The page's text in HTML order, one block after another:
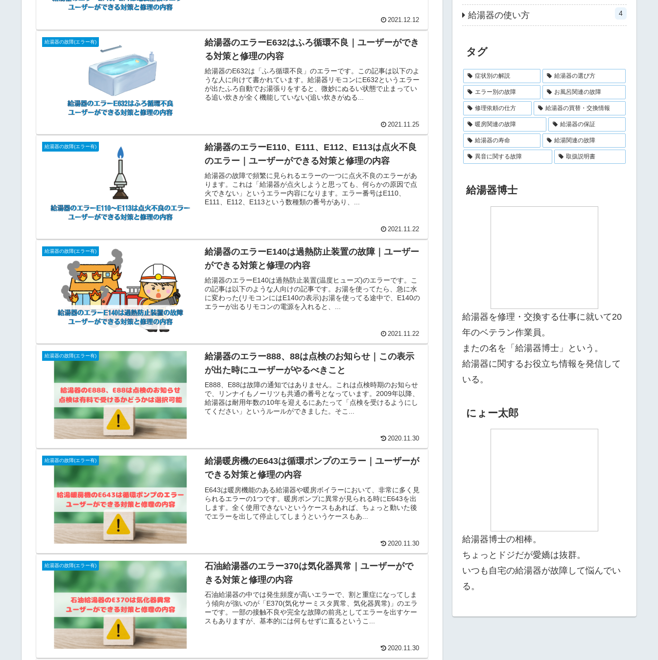
2021.12.12
給湯器の故障(エラー有)
給湯器のエラーE632はふろ循環不良｜ユーザーができ
る対策と修理の内容
給湯器のE632は「ふろ循環不良」のエラーです。この記事は以下のよ
うな人に向けて書かれています。給湯器リモコンにE632というエラー
が出たふろ自動でお湯張りをすると、微妙にぬるい状態で止まってい
る追い炊きが全く機能していない(追い炊きがぬる...
2021.11.25
給湯器の故障(エラー有)
給湯器のエラーE110、E111、E112、E113は点火不良
のエラー｜ユーザーができる対策と修理の内容
給湯器の故障で頻繁に見られるエラーの一つに点火不良のエラーがあ
ります。これは「給湯器が点火しようと思っても、何らかの原因で点
火できない」というエラー内容になります。エラー番号はE110、
E111、E112、E113という数種類の番号があり、...
2021.11.22
給湯器の故障(エラー有)
給湯器のエラーE140は過熱防止装置の故障｜ユーザー
ができる対策と修理の内容
給湯器のエラーE140は過熱防止装置(温度ヒューズ)のエラーです。こ
の記事は以下のような人向けの記事です。お湯を使ってたら、急に水
に変わった(リモコンにはE140の表示)お湯を使ってる途中で、E140の
エラーが出るリモコンの電源を入れると、...
2021.11.22
給湯器の故障(エラー有)
給湯器のエラー888、88は点検のお知らせ｜この表示
が出た時にユーザーがやるべきこと
E888、E88は故障の通知ではありません。これは点検時期のお知らせ
で、リンナイもノーリツも共通の番号となっています。2009年以降、
給湯器は耐用年数の10年を迎えるにあたって「点検を受けるようにし
てください」というルールができました。そこ...
2020.11.30
給湯器の故障(エラー有)
給湯暖房機のE643は循環ポンプのエラー｜ユーザーが
できる対策と修理の内容
E643は暖房機能のある給湯器や暖房ボイラーにおいて、非常に多く見
られるエラーの1つです。暖房ポンプに異常が見られる時にE643を出
します。全く使用できないというケースもあれば、ちょっと動いた後
でエラーを出して停止してしまうというケースもあ...
2020.11.30
給湯器の故障(エラー有)
石油給湯器のエラー370は気化器異常｜ユーザーがで
きる対策と修理の内容
石油給湯器の中では発生頻度が高いエラーで、割と重症になってしま
う傾向が強いのが「E370(気化サーミスタ異常、気化器異常)」のエラ
ーです。一部の接触不良や完全な故障の前兆としてエラーを出すケー
スもありますが、基本的には何もせずに直るというこ...
2020.11.30
給湯器の使い方 4
タグ
症状別の解説 給湯器の選び方
エラー別の故障 お風呂関連の故障
修理依頼の仕方 給湯器の買替・交換情報
暖房関連の故障 給湯器の保証
給湯器の寿命 給湯関連の故障
異音に関する故障 取扱説明書
給湯器博士
給湯器を修理・交換する仕事に就いて20
年のベテラン作業員。
またの名を「給湯器博士」という。
給湯器に関するお役立ち情報を発信して
いる。
にょー太郎
給湯器博士の相棒。
ちょっとドジだが愛嬌は抜群。
いつも自宅の給湯器が故障して悩んでい
る。